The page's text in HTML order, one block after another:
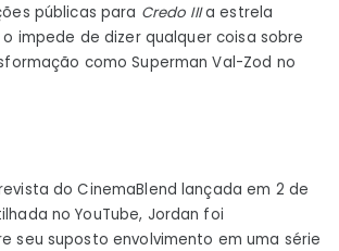
públicas para Credo IIIa estrela
o impede de dizer qualquer coisa sobre
como Superman Val-Zod no
do CinemaBlend lançada em 2 de
no YouTube, Jordan foi
seu suposto envolvimento em uma série